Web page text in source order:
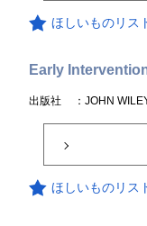
ほしいものリス
Early
出版社 ：JOHN
ほしいものリス